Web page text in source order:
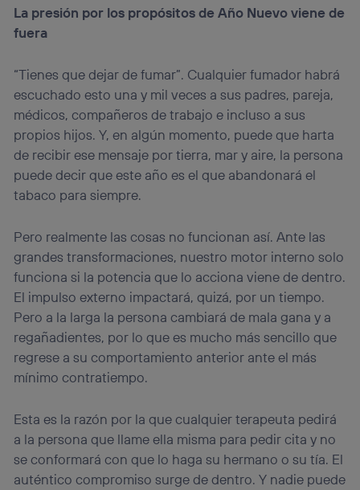
La presión por los propósitos de Año Nuevo viene de
fuera
“Tienes que dejar de fumar”. Cualquier fumador habrá
escuchado esto una y mil veces a sus padres, pareja,
médicos, compañeros de trabajo e incluso a sus
propios hijos. Y, en algún momento, puede que harta
de recibir ese mensaje por tierra, mar y aire, la persona
puede decir que este año es el que abandonará el
tabaco para siempre.
Pero realmente las cosas no funcionan así. Ante las
grandes transformaciones, nuestro motor interno solo
funciona si la potencia que lo acciona viene de dentro.
El impulso externo impactará, quizá, por un tiempo.
Pero a la larga la persona cambiará de mala gana y a
regañadientes, por lo que es mucho más sencillo que
regrese a su comportamiento anterior ante el más
mínimo contratiempo.
Esta es la razón por la que cualquier terapeuta pedirá
a la persona que llame ella misma para pedir cita y no
se conformará con que lo haga su hermano o su tía. El
auténtico compromiso surge de dentro. Y nadie puede